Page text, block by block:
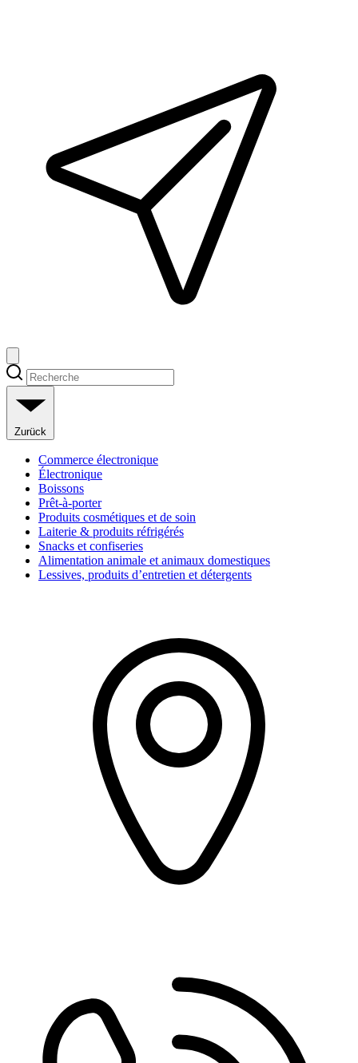
Zurück
Commerce électronique
Électronique
Boissons
Prêt-à-porter
Produits cosmétiques et de soin
Laiterie & produits réfrigérés
Snacks et confiseries
Alimentation animale et animaux domestiques
Lessives, produits d’entretien et détergents